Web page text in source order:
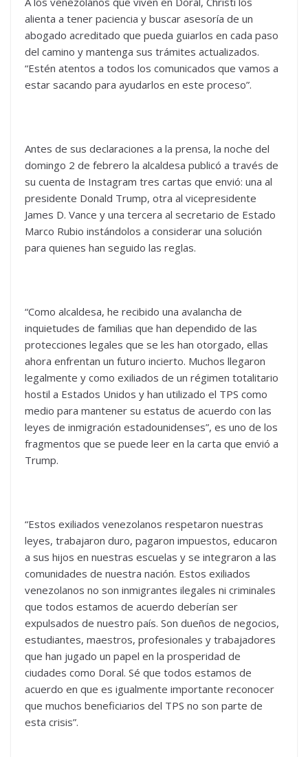
alienta a tener paciencia y buscar asesoría de un
abogado acreditado que pueda guiarlos en cada paso
del camino y mantenga sus trámites actualizados.
“Estén atentos a todos los comunicados que vamos a
estar sacando para ayudarlos en este proceso”.
Antes de sus declaraciones a la prensa, la noche del
domingo 2 de febrero la alcaldesa publicó a través de
su cuenta de Instagram tres cartas que envió: una al
presidente Donald Trump, otra al vicepresidente
James D. Vance y una tercera al secretario de Estado
Marco Rubio instándolos a considerar una solución
para quienes han seguido las reglas.
“Como alcaldesa, he recibido una avalancha de
inquietudes de familias que han dependido de las
protecciones legales que se les han otorgado, ellas
ahora enfrentan un futuro incierto. Muchos llegaron
legalmente y como exiliados de un régimen totalitario
hostil a Estados Unidos y han utilizado el TPS como
medio para mantener su estatus de acuerdo con las
leyes de inmigración estadounidenses”, es uno de los
fragmentos que se puede leer en la carta que envió a
Trump.
“Estos exiliados venezolanos respetaron nuestras
leyes, trabajaron duro, pagaron impuestos, educaron
a sus hijos en nuestras escuelas y se integraron a las
comunidades de nuestra nación. Estos exiliados
venezolanos no son inmigrantes ilegales ni criminales
que todos estamos de acuerdo deberían ser
expulsados de nuestro país. Son dueños de negocios,
estudiantes, maestros, profesionales y trabajadores
que han jugado un papel en la prosperidad de
ciudades como Doral. Sé que todos estamos de
acuerdo en que es igualmente importante reconocer
que muchos beneficiarios del TPS no son parte de
esta crisis”.